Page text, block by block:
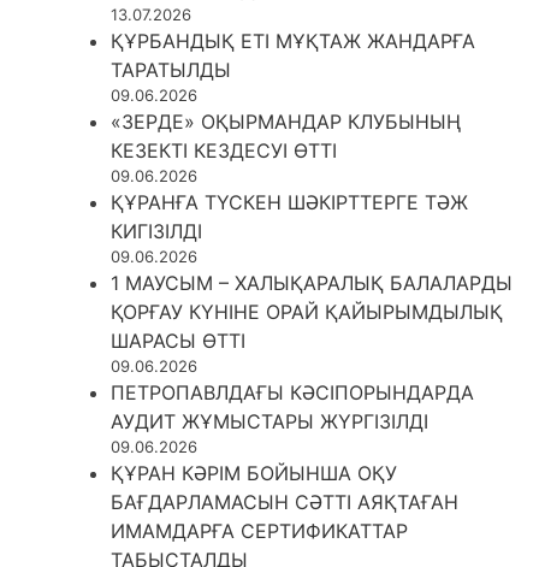
13.07.2026
ҚҰРБАНДЫҚ ЕТІ МҰҚТАЖ ЖАНДАРҒА
ТАРАТЫЛДЫ
09.06.2026
«ЗЕРДЕ» ОҚЫРМАНДАР КЛУБЫНЫҢ
КЕЗЕКТІ КЕЗДЕСУІ ӨТТІ
09.06.2026
ҚҰРАНҒА ТҮСКЕН ШӘКІРТТЕРГЕ ТӘЖ
КИГІЗІЛДІ
09.06.2026
1 МАУСЫМ – ХАЛЫҚАРАЛЫҚ БАЛАЛАРДЫ
ҚОРҒАУ КҮНІНЕ ОРАЙ ҚАЙЫРЫМДЫЛЫҚ
ШАРАСЫ ӨТТІ
09.06.2026
ПЕТРОПАВЛДАҒЫ КӘСІПОРЫНДАРДА
АУДИТ ЖҰМЫСТАРЫ ЖҮРГІЗІЛДІ
09.06.2026
ҚҰРАН КӘРІМ БОЙЫНША ОҚУ
БАҒДАРЛАМАСЫН СӘТТІ АЯҚТАҒАН
ИМАМДАРҒА СЕРТИФИКАТТАР
ТАБЫСТАЛДЫ